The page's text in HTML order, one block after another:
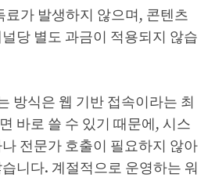
료가 발생하지 않으며, 콘텐츠
당 별도 과금이 적용되지 않습
방식은 웹 기반 접속이라는 최
바로 쓸 수 있기 때문에, 시스
전문가 호출이 필요하지 않아
니다. 계절적으로 운영하는 워